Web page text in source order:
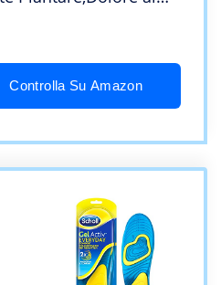
Controlla Su Amazon